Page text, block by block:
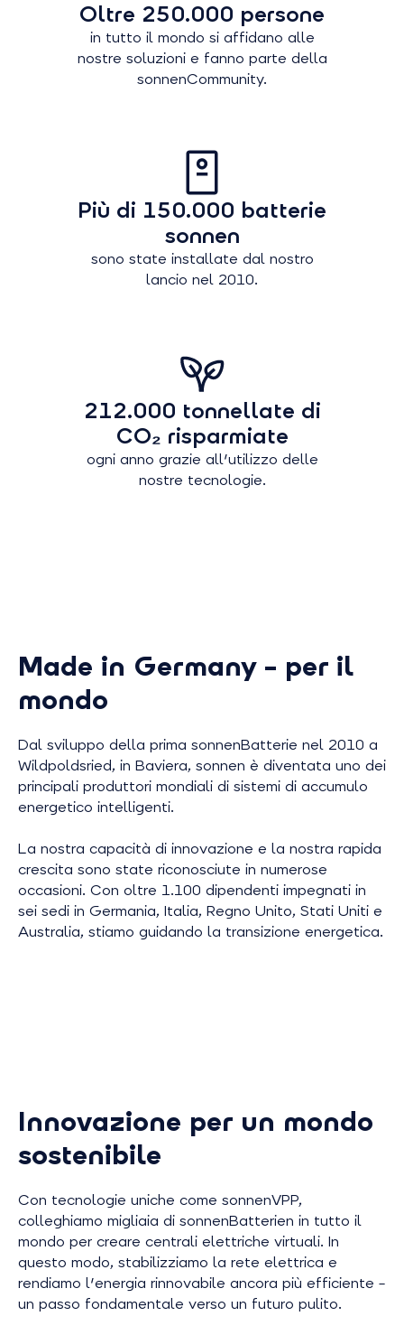
Oltre 250.000 persone
in tutto il mondo si affidano alle
nostre soluzioni e fanno parte della
sonnenCommunity.
Più di 150.000 batterie
sonnen
sono state installate dal nostro
lancio nel 2010.
212.000 tonnellate di
CO₂ risparmiate
ogni anno grazie all'utilizzo delle
nostre tecnologie.
Made in Germany – per il
mondo
Dal sviluppo della prima sonnenBatterie nel 2010 a
Wildpoldsried, in Baviera, sonnen è diventata uno dei
principali produttori mondiali di sistemi di accumulo
energetico intelligenti.
La nostra capacità di innovazione e la nostra rapida
crescita sono state riconosciute in numerose
occasioni. Con oltre 1.100 dipendenti impegnati in
sei sedi in Germania, Italia, Regno Unito, Stati Uniti e
Australia, stiamo guidando la transizione energetica.
Innovazione per un mondo
sostenibile
Con tecnologie uniche come sonnenVPP,
colleghiamo migliaia di sonnenBatterien in tutto il
mondo per creare centrali elettriche virtuali. In
questo modo, stabilizziamo la rete elettrica e
rendiamo l'energia rinnovabile ancora più efficiente –
un passo fondamentale verso un futuro pulito.